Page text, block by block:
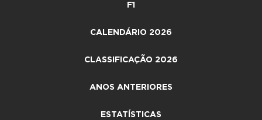
F1
CALENDÁRIO 2026
CLASSIFICAÇÃO 2026
ANOS ANTERIORES
ESTATÍSTICAS